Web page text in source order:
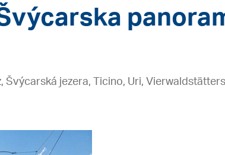
jezera, Ticino, Uri,